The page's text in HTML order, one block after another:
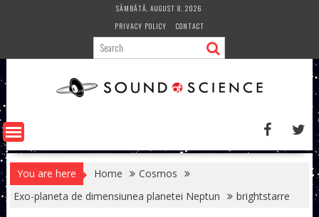
SÂMBĂTĂ, AUGUST 8, 2026
PRIVACY POLICY
CONTACT
You are here Home
Cosmos
Exo-planeta de dimensiunea planetei Neptun
brightstarre